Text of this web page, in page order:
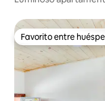
Favorito entre
Favorito entre